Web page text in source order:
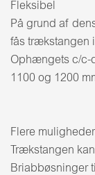
Fleksibel
På grund af
fås trækstangen
Ophængets c/c-
1100 og 1200
Flere muligheder
Trækstangen
Briabbøsninger